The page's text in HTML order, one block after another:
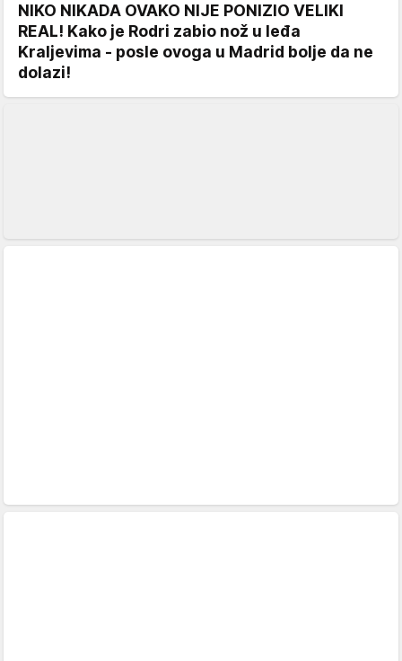
NIKO NIKADA OVAKO NIJE PONIZIO VELIKI
REAL! Kako je Rodri zabio nož u leđa
Kraljevima - posle ovoga u Madrid bolje da ne
dolazi!